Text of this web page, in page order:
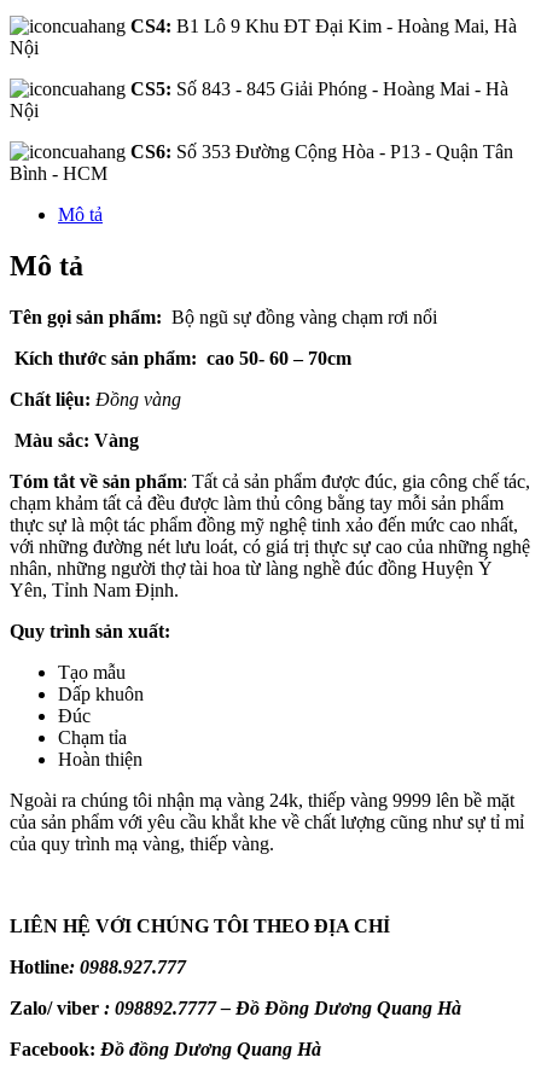
CS4: B1 Lô 9 Khu ĐT Đại Kim - Hoàng Mai, Hà
Nội
CS5: Số 843 - 845 Giải Phóng - Hoàng Mai - Hà
Nội
CS6: Số 353 Đường Cộng Hòa - P13 - Quận Tân
Bình - HCM
Mô tả
Mô tả
Tên gọi sản phẩm: Bộ ngũ sự đồng vàng chạm rơi nổi
Kích thước sản phẩm: cao 50- 60 – 70cm
Chất liệu: Đồng vàng
Màu sắc: Vàng
Tóm tắt về sản phẩm: Tất cả sản phẩm được đúc, gia công chế tác,
chạm khảm tất cả đều được làm thủ công bằng tay mỗi sản phẩm
thực sự là một tác phẩm đồng mỹ nghệ tinh xảo đến mức cao nhất,
với những đường nét lưu loát, có giá trị thực sự cao của những nghệ
nhân, những người thợ tài hoa từ làng nghề đúc đồng Huyện Ý
Yên, Tỉnh Nam Định.
Quy trình sản xuất:
Tạo mẫu
Dấp khuôn
Đúc
Chạm tỉa
Hoàn thiện
Ngoài ra chúng tôi nhận mạ vàng 24k, thiếp vàng 9999 lên bề mặt
của sản phẩm với yêu cầu khắt khe về chất lượng cũng như sự tỉ mỉ
của quy trình mạ vàng, thiếp vàng.
LIÊN HỆ VỚI CHÚNG TÔI THEO ĐỊA CHỈ
Hotline: 0988.927.777
Zalo/ viber : 098892.7777 – Đồ Đồng Dương Quang Hà
Facebook: Đồ đồng Dương Quang Hà